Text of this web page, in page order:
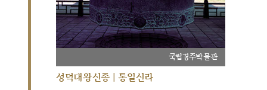
국립경주박물관
성덕대왕신종 | 통일신라